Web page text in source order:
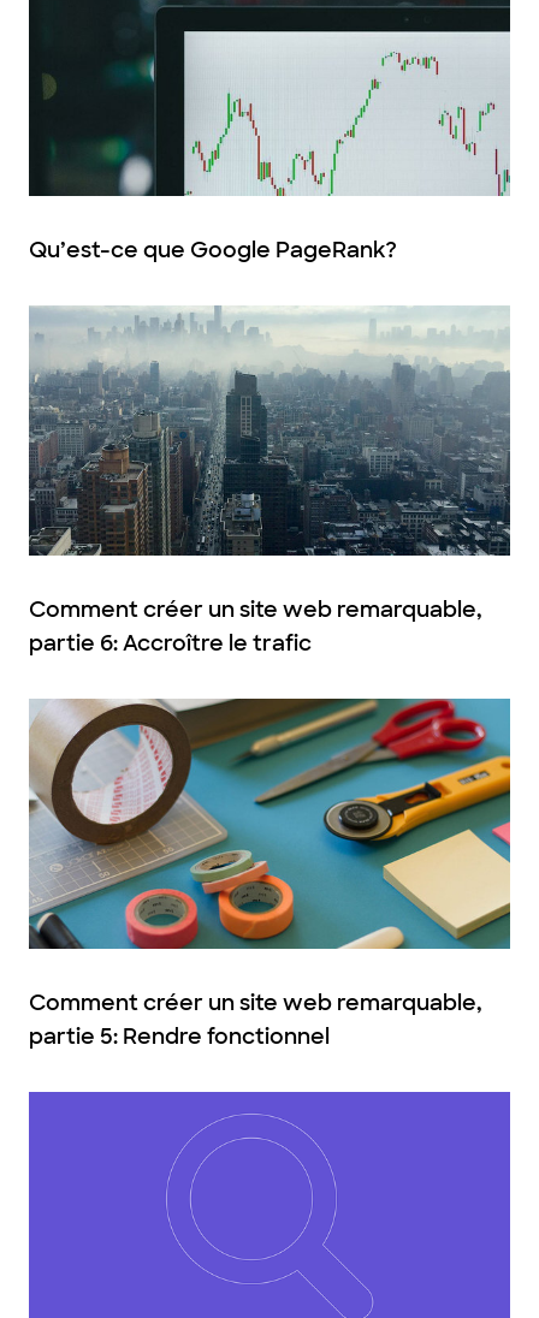
Qu’est-ce que Google PageRank?
Comment créer un site web remarquable,
partie 6: Accroître le trafic
Comment créer un site web remarquable,
partie 5: Rendre fonctionnel